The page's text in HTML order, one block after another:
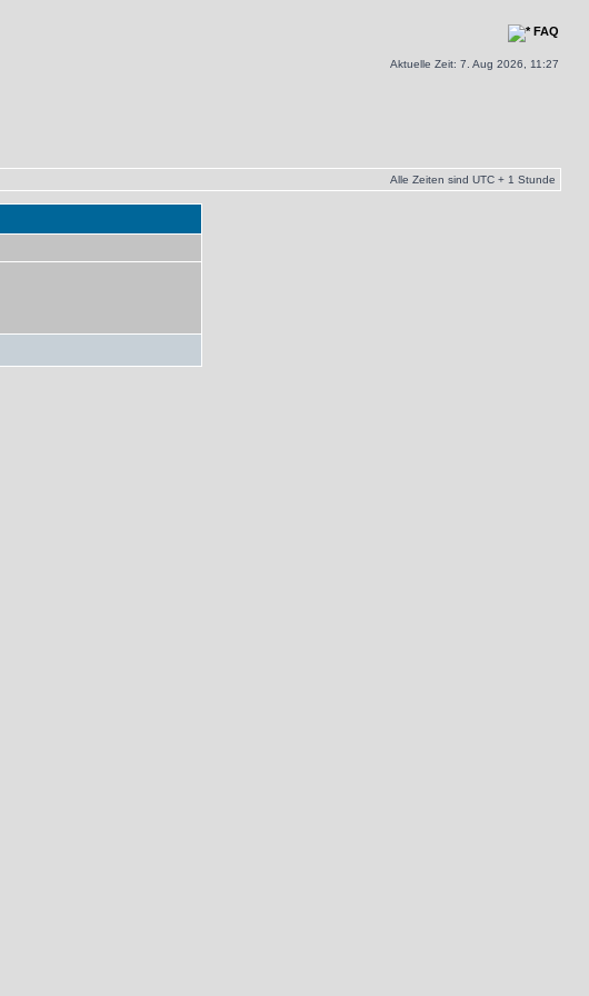
FAQ
Aktuelle Zeit: 7. Aug 2026, 11:27
Alle Zeiten sind UTC + 1 Stunde